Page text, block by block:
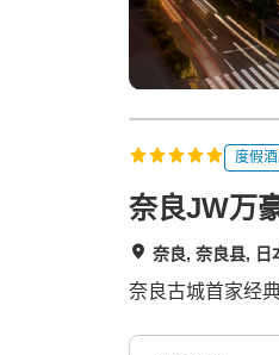
度假
奈良JW万
奈良, 奈良县, 日
奈良古城首家经